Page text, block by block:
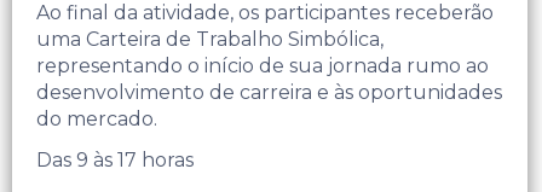
Ao final da atividade, os participantes receberão
uma Carteira de Trabalho Simbólica,
representando o início de sua jornada rumo ao
desenvolvimento de carreira e às oportunidades
do mercado.
Das 9 às 17 horas